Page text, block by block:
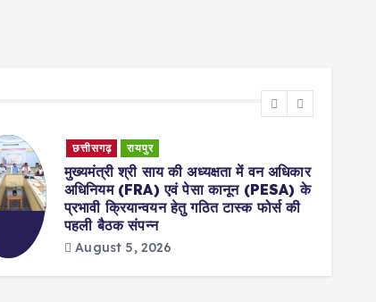
छत्तीसगढ़ रायपुर
मुख्यमंत्री श्री साय की अध्यक्षता में वन अधिकार
अधिनियम (FRA) एवं पेसा कानून (PESA) के
प्रभावी क्रियान्वयन हेतु गठित टास्क फोर्स की
पहली बैठक संपन्न
August 5, 2026